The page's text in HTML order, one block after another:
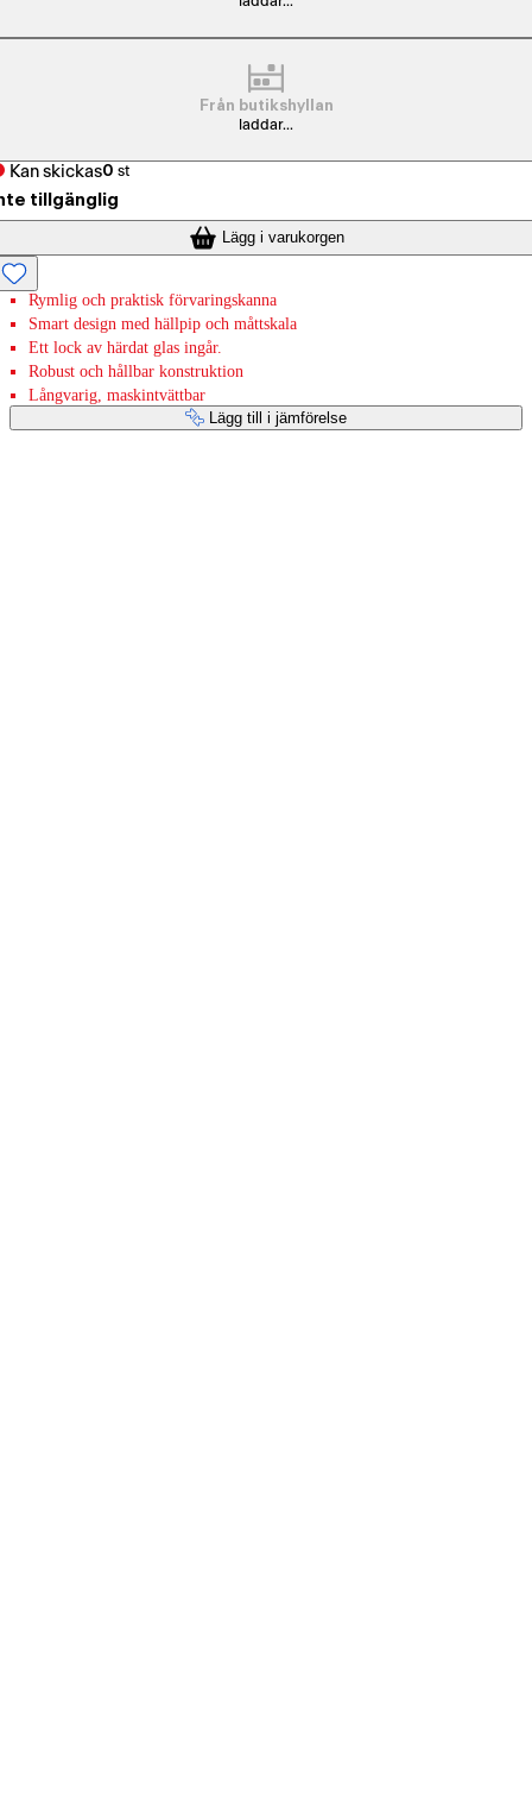
Från butikshyllan
laddar...
Kan skickas0 st
tillgänglig
Lägg i varukorgen
Rymlig och praktisk förvaringskanna
Smart design med hällpip och måttskala
Ett lock av härdat glas ingår.
Robust och hållbar konstruktion
Långvarig, maskintvättbar
Lägg till i jämförelse